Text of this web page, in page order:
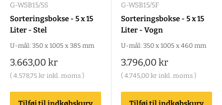
G-WSB15/5S
Sorteringsbokse - 5 x 15
Liter - Stel
U-mål: 350 x 1005 x 385 mm
Salgspris
3.663,00 kr
( 4.578,75 kr inkl. moms )
G-WSB15/5F
Sorteringsbokse - 5 x 15
Liter - Vogn
U-mål: 350 x 1005 x 460 mm
Salgspris
3.796,00 kr
( 4.745,00 kr inkl. moms )